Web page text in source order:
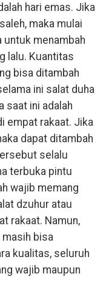
hari emas. Jika
maka mulai
untuk menambah
lalu. Kuantitas
bisa ditambah
ini salat duha
saat ini adalah
empat rakaat. Jika
dapat ditambah
selalu
terbuka pintu
wajib memang
dzuhur atau
rakaat. Namun,
masih bisa
kualitas, seluruh
wajib maupun